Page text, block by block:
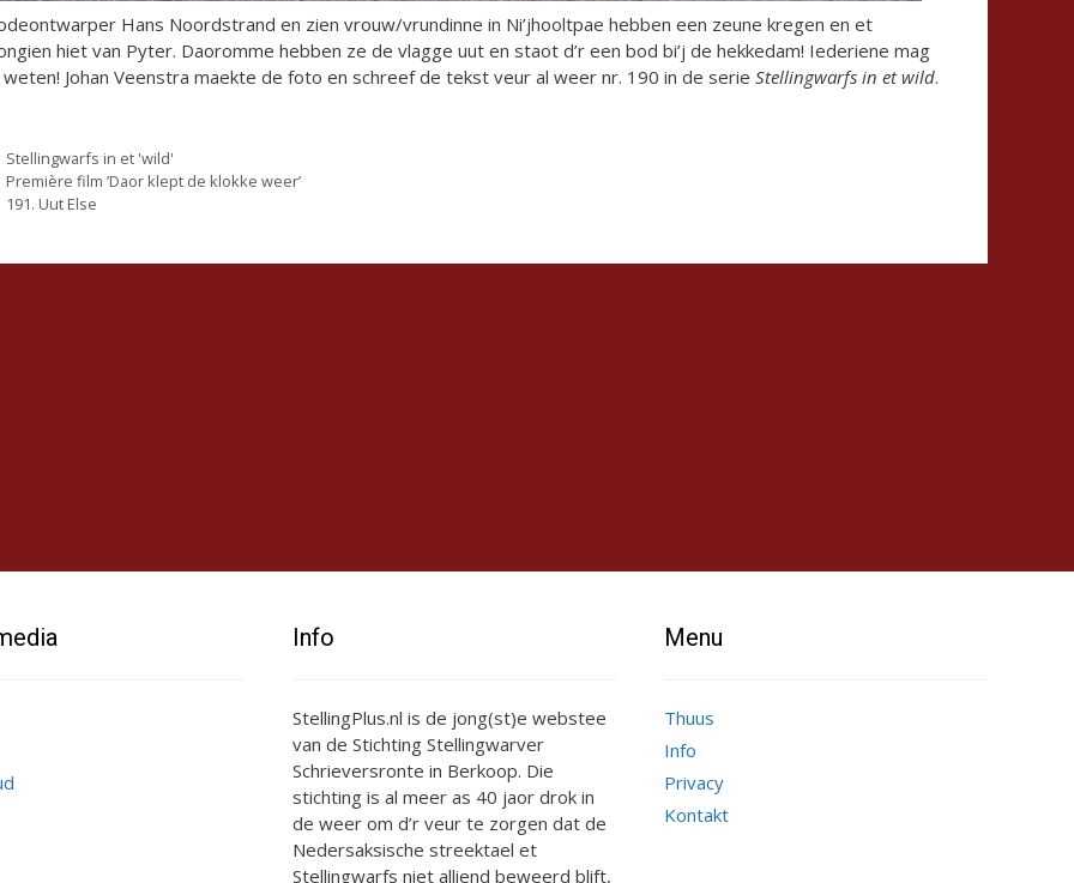
Hans Noordstrand en zien vrouw/vrundinne in Ni’jhooltpae hebben een zeune kregen en et
hiet van Pyter. Daoromme hebben ze de vlagge uut en staot d’r een bod bi’j de hekkedam! Iederiene mag
Johan Veenstra maekte de foto en schreef de tekst veur al weer nr. 190 in de serie Stellingwarfs in et wild.
Categorieën
Stellingwarfs in et 'wild'
Première film ’Daor klept de klokke weer’
191. Uut Else
Info
StellingPlus.nl is de jong(st)e webstee
van de Stichting Stellingwarver
Schrieversronte in Berkoop. Die
stichting is al meer as 40 jaor drok in
de weer om d’r veur te zorgen dat de
Nedersaksische streektael et
Stellingwarfs niet alliend beweerd blift,
Menu
Thuus
Info
Privacy
Kontakt